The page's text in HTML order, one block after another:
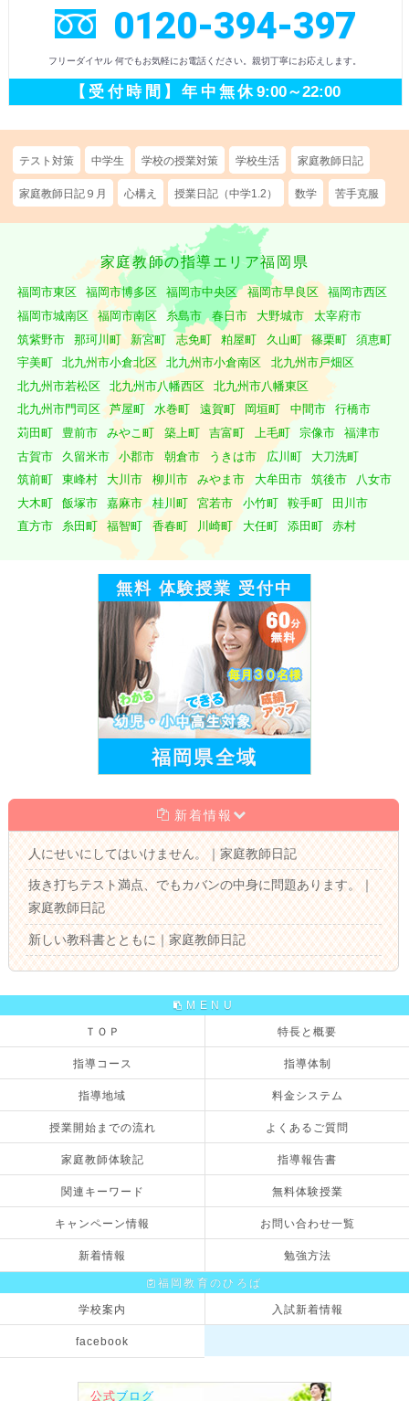
0120-394-397
フリーダイヤル 何でもお気軽にお電話ください。親切丁寧にお応えします。
【受付時間】年中無休9:00～22:00
テスト対策 中学生 学校の授業対策 学校生活 家庭教師日記
家庭教師日記９月 心構え 授業日記（中学1.2） 数学 苦手克服
家庭教師の指導エリア福岡県
福岡市東区 福岡市博多区 福岡市中央区 福岡市早良区
福岡市西区
福岡市城南区
福岡市南区 糸島市 春日市 大野城市
太宰府市
筑紫野市
那珂川町 新宮町 志免町 粕屋町 久山町 篠栗町
須恵町
宇美町
北九州市小倉北区 北九州市小倉南区
北九州市戸畑区
北九州市若松区
北九州市八幡西区
北九州市八幡東区
北九州市門司区
芦屋町 水巻町 遠賀町 岡垣町 中間市
行橋市
苅田町
豊前市 みやこ町 築上町 吉富町 上毛町 宗像市
福津市
古賀市
久留米市 小郡市 朝倉市 うきは市 広川町
大刀洗町
筑前町
東峰村 大川市 柳川市 みやま市 大牟田市 筑後市
八女市
大木町
飯塚市 嘉麻市 桂川町 宮若市 小竹町 鞍手町
田川市
直方市
糸田町 福智町 香春町 川崎町 大任町 添田町 赤村
無料 体験授業 受付中
福岡県全域
新着情報
人にせいにしてはいけません。｜家庭教師日記
抜き打ちテスト満点、でもカバンの中身に問題あります。｜
家庭教師日記
新しい教科書とともに｜家庭教師日記
MENU
ＴＯＰ 特長と概要
指導コース 指導体制
指導地域 料金システム
授業開始までの流れ よくあるご質問
家庭教師体験記 指導報告書
関連キーワード 無料体験授業
キャンペーン情報 お問い合わせ一覧
新着情報 勉強方法
福岡教育のひろば
学校案内 入試新着情報
facebook
公式ブログ